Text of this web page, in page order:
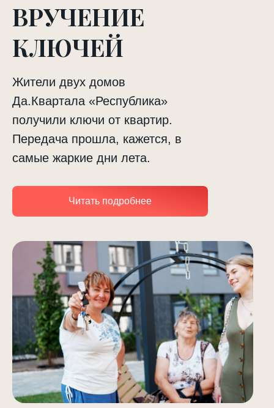
ВРУЧЕНИЕ
КЛЮЧЕЙ
Жители двух домов
Да.Квартала «Республика»
получили ключи от квартир.
Передача прошла, кажется, в
самые жаркие дни лета.
Читать подробнее